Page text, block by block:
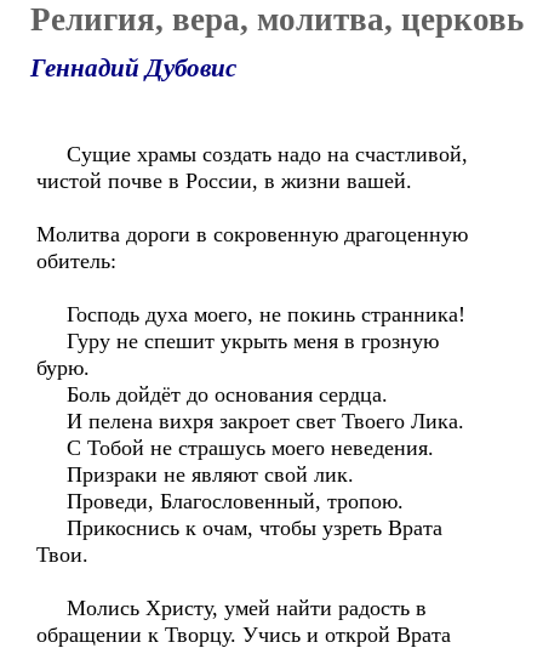
Религия, вера, молитва, церковь
Геннадий Дубовис
Сущие храмы создать надо на счастливой,
чистой почве в России, в жизни вашей.
Молитва дороги в сокровенную драгоценную
обитель:
Господь духа моего, не покинь странника!
Гуру не спешит укрыть меня в грозную
бурю.
Боль дойдёт до основания сердца.
И пелена вихря закроет свет Твоего Лика.
С Тобой не страшусь моего неведения.
Призраки не являют свой лик.
Проведи, Благословенный, тропою.
Прикоснись к очам, чтобы узреть Врата
Твои.
Молись Христу, умей найти радость в
обращении к Творцу. Учись и открой Врата